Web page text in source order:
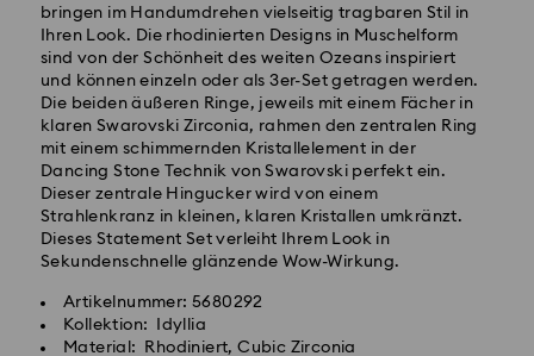
bringen im Handumdrehen vielseitig tragbaren Stil in
Ihren Look. Die rhodinierten Designs in Muschelform
sind von der Schönheit des weiten Ozeans inspiriert
und können einzeln oder als 3er-Set getragen werden.
Die beiden äußeren Ringe, jeweils mit einem Fächer in
klaren Swarovski Zirconia, rahmen den zentralen Ring
mit einem schimmernden Kristallelement in der
Dancing Stone Technik von Swarovski perfekt ein.
Dieser zentrale Hingucker wird von einem
Strahlenkranz in kleinen, klaren Kristallen umkränzt.
Dieses Statement Set verleiht Ihrem Look in
Sekundenschnelle glänzende Wow-Wirkung.
Artikelnummer: 5680292
Kollektion: Idyllia
Material: Rhodiniert, Cubic Zirconia